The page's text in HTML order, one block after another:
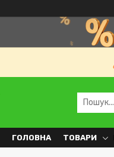
ГОЛОВНА ТОВАРИ